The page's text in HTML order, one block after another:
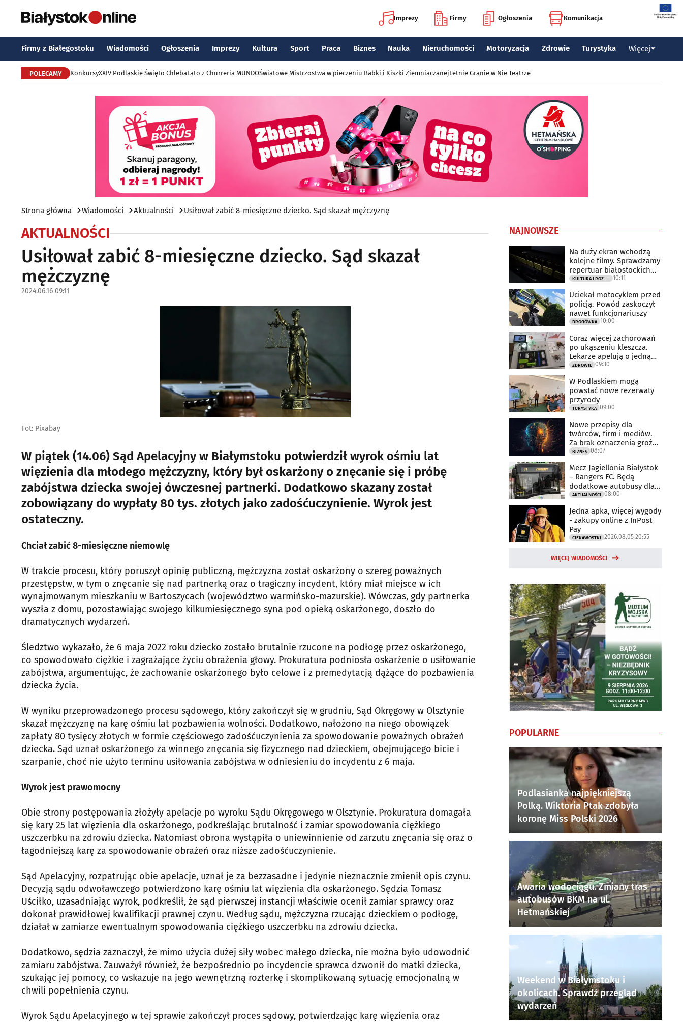
Imprezy Firmy Ogłoszenia Komunikacja
Firmy z Białegostoku Wiadomości Ogłoszenia Imprezy Kultura Sport Praca Biznes Nauka Nieruchomości Motoryzacja Zdrowie Turystyka Więcej
POLECAMY KonkursyXXIV Podlaskie Święto ChlebaLato z Churreria MUNDOŚwiatowe Mistrzostwa w pieczeniu Babki i Kiszki ZiemniaczanejLetnie Granie w Nie Teatrze
Strona główna Wiadomości Aktualności Usiłował zabić 8-miesięczne dziecko. Sąd skazał mężczyznę
AKTUALNOŚCI
Usiłował zabić 8-miesięczne dziecko. Sąd skazał
mężczyznę
2024.06.16 09:11
Fot: Pixabay
W piątek (14.06) Sąd Apelacyjny w Białymstoku potwierdził wyrok ośmiu lat
więzienia dla młodego mężczyzny, który był oskarżony o znęcanie się i próbę
zabójstwa dziecka swojej ówczesnej partnerki. Dodatkowo skazany został
zobowiązany do wypłaty 80 tys. złotych jako zadośćuczynienie. Wyrok jest
ostateczny.
Chciał zabić 8-miesięczne niemowlę
W trakcie procesu, który poruszył opinię publiczną, mężczyzna został oskarżony o szereg poważnych
przestępstw, w tym o znęcanie się nad partnerką oraz o tragiczny incydent, który miał miejsce w ich
wynajmowanym mieszkaniu w Bartoszycach (województwo warmińsko-mazurskie). Wówczas, gdy partnerka
wyszła z domu, pozostawiając swojego kilkumiesięcznego syna pod opieką oskarżonego, doszło do
dramatycznych wydarzeń.
Śledztwo wykazało, że 6 maja 2022 roku dziecko zostało brutalnie rzucone na podłogę przez oskarżonego,
co spowodowało ciężkie i zagrażające życiu obrażenia głowy. Prokuratura podniosła oskarżenie o usiłowanie
zabójstwa, argumentując, że zachowanie oskarżonego było celowe i z premedytacją dążące do pozbawienia
dziecka życia.
W wyniku przeprowadzonego procesu sądowego, który zakończył się w grudniu, Sąd Okręgowy w Olsztynie
skazał mężczyznę na karę ośmiu lat pozbawienia wolności. Dodatkowo, nałożono na niego obowiązek
zapłaty 80 tysięcy złotych w formie częściowego zadośćuczynienia za spowodowanie poważnych obrażeń
dziecka. Sąd uznał oskarżonego za winnego znęcania się fizycznego nad dzieckiem, obejmującego bicie i
szarpanie, choć nie użyto terminu usiłowania zabójstwa w odniesieniu do incydentu z 6 maja.
Wyrok jest prawomocny
Obie strony postępowania złożyły apelacje po wyroku Sądu Okręgowego w Olsztynie. Prokuratura domagała
się kary 25 lat więzienia dla oskarżonego, podkreślając brutalność i zamiar spowodowania ciężkiego
uszczerbku na zdrowiu dziecka. Natomiast obrona wystąpiła o uniewinnienie od zarzutu znęcania się oraz o
łagodniejszą karę za spowodowanie obrażeń oraz niższe zadośćuczynienie.
Sąd Apelacyjny, rozpatrując obie apelacje, uznał je za bezzasadne i jedynie nieznacznie zmienił opis czynu.
Decyzją sądu odwoławczego potwierdzono karę ośmiu lat więzienia dla oskarżonego. Sędzia Tomasz
Uściłko, uzasadniając wyrok, podkreślił, że sąd pierwszej instancji właściwie ocenił zamiar sprawcy oraz
dokonał prawidłowej kwalifikacji prawnej czynu. Według sądu, mężczyzna rzucając dzieckiem o podłogę,
działał w zamiarze ewentualnym spowodowania ciężkiego uszczerbku na zdrowiu dziecka.
Dodatkowo, sędzia zaznaczył, że mimo użycia dużej siły wobec małego dziecka, nie można było udowodnić
zamiaru zabójstwa. Zauważył również, że bezpośrednio po incydencie sprawca dzwonił do matki dziecka,
szukając jej pomocy, co wskazuje na jego wewnętrzną rozterkę i skomplikowaną sytuację emocjonalną w
chwili popełnienia czynu.
Wyrok Sądu Apelacyjnego w tej sprawie zakończył proces sądowy, potwierdzając karę więzienia oraz
NAJNOWSZE
Na duży ekran wchodzą
kolejne filmy. Sprawdzamy
repertuar białostockich
kin
10:11
Uciekał motocyklem przed
policją. Powód zaskoczył
nawet funkcjonariuszy
DROGÓWKA 10:00
Coraz więcej zachorowań
po ukąszeniu kleszcza.
Lekarze apelują o jedną
rzecz
ZDROWIE 09:30
W Podlaskiem mogą
powstać nowe rezerwaty
przyrody
TURYSTYKA 09:00
Nowe przepisy dla
twórców, firm i mediów.
Za brak oznaczenia grożą
milionowe
BIZNES 08:07
Mecz Jagiellonia Białystok
– Rangers FC. Będą
dodatkowe autobusy dla
kibiców
AKTUALNOŚCI 08:00
Jedna apka, więcej wygody
- zakupy online z InPost
Pay
CIEKAWOSTKI 2026.08.05 20:55
WIĘCEJ WIADOMOŚCI
POPULARNE
Podlasianka najpiękniejszą
Polką. Wiktoria Ptak zdobyła
koronę Miss Polski 2026
Awaria wodociągu. Zmiany tras
autobusów BKM na ul.
Hetmańskiej
Weekend w Białymstoku i
okolicach. Sprawdź przegląd
wydarzeń